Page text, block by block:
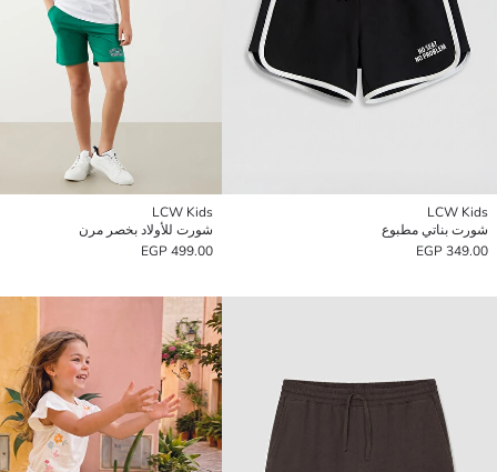
LCW Kids
شورت بناتي مطبوع
349.00 EGP
LCW Kids
شورت للأولاد بخصر مرن
499.00 EGP